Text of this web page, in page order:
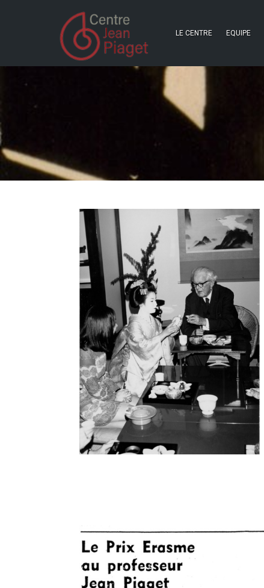
LE CENTRE EQUIPE